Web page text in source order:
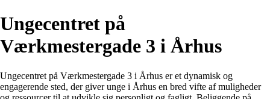
Ungecentret på
Værkmestergade 3 i Århus
Ungecentret på Værkmestergade 3 i Århus er et dynamisk og
engagerende sted, der giver unge i Århus en bred vifte af muligheder